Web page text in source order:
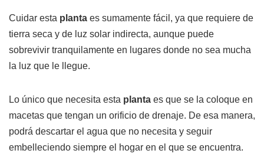
Cuidar esta planta es sumamente fácil, ya que requiere de
tierra seca y de luz solar indirecta, aunque puede
sobrevivir tranquilamente en lugares donde no sea mucha
la luz que le llegue.
Lo único que necesita esta planta es que se la coloque en
macetas que tengan un orificio de drenaje. De esa manera,
podrá descartar el agua que no necesita y seguir
embelleciendo siempre el hogar en el que se encuentra.